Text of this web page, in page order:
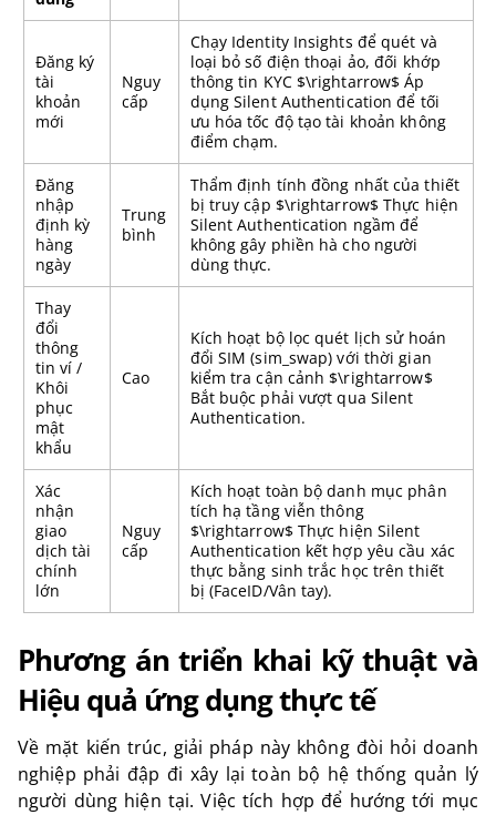
Đăng ký
tài
khoản
mới
Nguy
cấp
Chạy Identity Insights để quét và
loại bỏ số điện thoại ảo, đối khớp
thông tin KYC $\rightarrow$ Áp
dụng Silent Authentication để tối
ưu hóa tốc độ tạo tài khoản không
điểm chạm.
Đăng
nhập
định kỳ
hàng
ngày
Trung
bình
Thẩm định tính đồng nhất của thiết
bị truy cập $\rightarrow$ Thực hiện
Silent Authentication ngầm để
không gây phiền hà cho người
dùng thực.
Thay
đổi
thông
tin ví /
Khôi
phục
mật
khẩu
Cao
Kích hoạt bộ lọc quét lịch sử hoán
đổi SIM (sim_swap) với thời gian
kiểm tra cận cảnh $\rightarrow$
Bắt buộc phải vượt qua Silent
Authentication.
Xác
nhận
giao
dịch tài
chính
lớn
Nguy
cấp
Kích hoạt toàn bộ danh mục phân
tích hạ tầng viễn thông
$\rightarrow$ Thực hiện Silent
Authentication kết hợp yêu cầu xác
thực bằng sinh trắc học trên thiết
bị (FaceID/Vân tay).
Phương án triển khai kỹ thuật và
Hiệu quả ứng dụng thực tế
Về mặt kiến trúc, giải pháp này không đòi hỏi doanh
nghiệp phải đập đi xây lại toàn bộ hệ thống quản lý
người dùng hiện tại. Việc tích hợp để hướng tới mục